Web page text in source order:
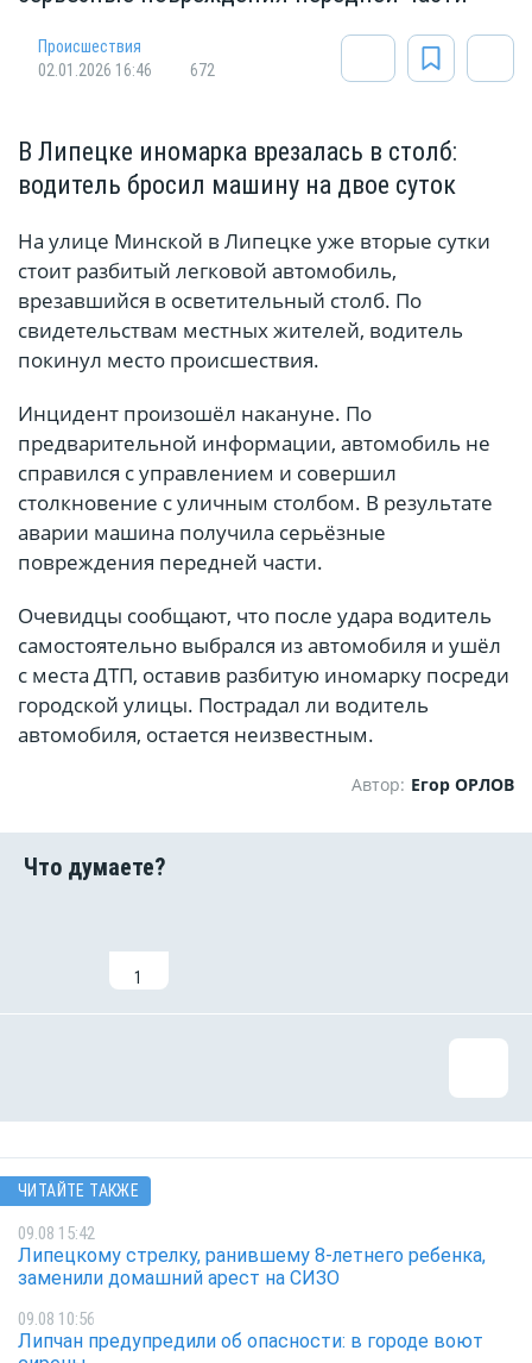
Происшествия
02.01.2026 16:46
672
В Липецке иномарка врезалась в столб:
водитель бросил машину на двое суток
На улице Минской в Липецке уже вторые сутки
стоит разбитый легковой автомобиль,
врезавшийся в осветительный столб. По
свидетельствам местных жителей, водитель
покинул место происшествия.
Инцидент произошёл накануне. По
предварительной информации, автомобиль не
справился с управлением и совершил
столкновение с уличным столбом. В результате
аварии машина получила серьёзные
повреждения передней части.
Очевидцы сообщают, что после удара водитель
самостоятельно выбрался из автомобиля и ушёл
с места ДТП, оставив разбитую иномарку посреди
городской улицы. Пострадал ли водитель
автомобиля, остается неизвестным.
Автор: Егор ОРЛОВ
1
ЧИТАЙТЕ ТАКЖЕ
09.08 15:42
Липецкому стрелку, ранившему 8-летнего ребенка,
заменили домашний арест на СИЗО
09.08 10:56
Липчан предупредили об опасности: в городе воют